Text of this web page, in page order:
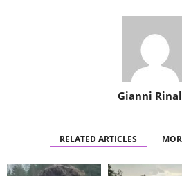
Gianni
RELATED ARTICLES